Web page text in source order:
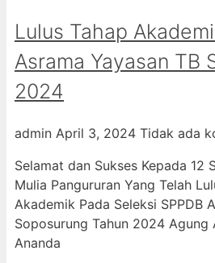
Lulus Tahap
Asrama Yayasan TB
2024
admin April 3, 2024 Tidak ada
Selamat dan Sukses Kepada 12
Mulia Pangururan Yang Telah
Akademik Pada Seleksi SPPDB
Soposurung Tahun 2024 Agung
⁠Ananda